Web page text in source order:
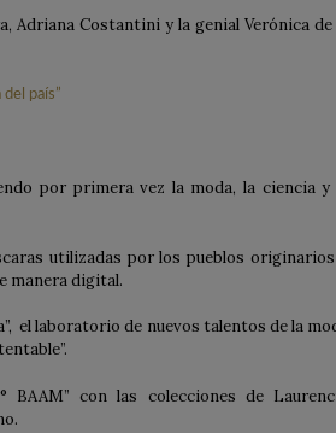
Adriana Costantini y la genial Verónica de
por primera vez la moda, la ciencia y
utilizadas por los pueblos
manera digital.
el laboratorio de nuevos talentos de la
con las colecciones de